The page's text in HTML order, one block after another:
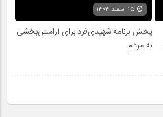
پخش برنامه شهیدی‌فرد برای آرامش‌بخشی
به مردم